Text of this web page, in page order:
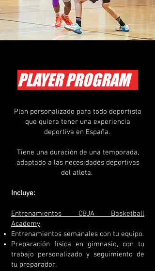
PLAYER PROGRAM
Plan personalizado para todo deportista
que quiera tener una experiencia
deportiva en España.
Tiene una duración de una temporada,
adaptado a las necesidades deportivas
del atleta.
Incluye:
Entrenamientos CBJA Basketball
Academy
Entrenamientos semanales con tu equipo.
Preparación física en gimnasio, con tu
trabajo personalizado y seguimiento de
tu preparador.